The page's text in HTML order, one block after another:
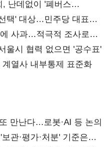
난데없이 '폐버스
택' 대상…민주당 대표로
사과…적극적 조사로
울시 협력 없으면 '공수표'
열사 내부통제 표준화
만난다…로봇·AI 등 논의
관·평가·처분' 기준은